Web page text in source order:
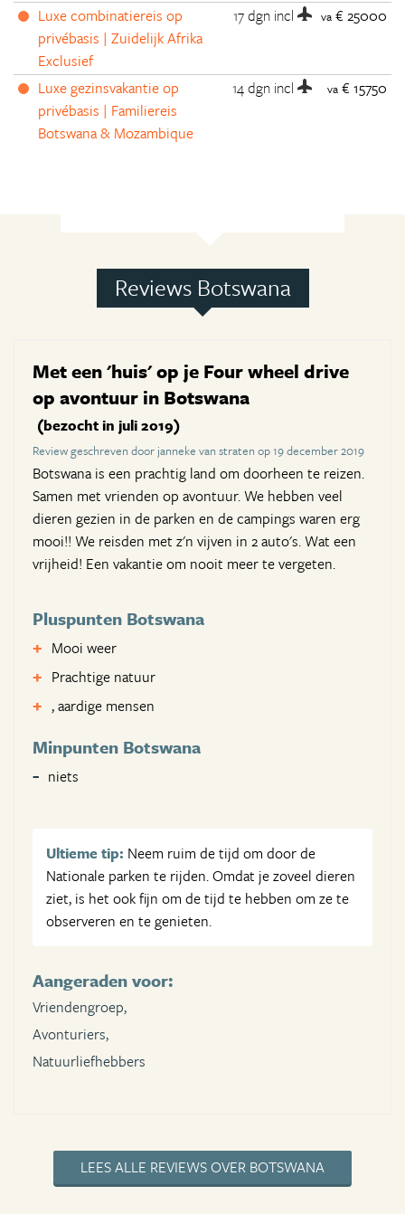
Luxe combinatiereis op
privébasis | Zuidelijk Afrika
Exclusief
17 dgn incl va € 25000
Luxe gezinsvakantie op
privébasis | Familiereis
Botswana & Mozambique
14 dgn incl va € 15750
Reviews Botswana
Met een 'huis' op je Four wheel drive
op avontuur in Botswana
(bezocht in juli 2019)
Review geschreven door janneke van straten op 19 december 2019
Botswana is een prachtig land om doorheen te reizen.
Samen met vrienden op avontuur. We hebben veel
dieren gezien in de parken en de campings waren erg
mooi!! We reisden met z'n vijven in 2 auto's. Wat een
vrijheid! Een vakantie om nooit meer te vergeten.
Pluspunten Botswana
Mooi weer
Prachtige natuur
, aardige mensen
Minpunten Botswana
niets
Ultieme tip: Neem ruim de tijd om door de
Nationale parken te rijden. Omdat je zoveel dieren
ziet, is het ook fijn om de tijd te hebben om ze te
observeren en te genieten.
Aangeraden voor:
Vriendengroep,
Avonturiers,
Natuurliefhebbers
LEES ALLE REVIEWS OVER BOTSWANA